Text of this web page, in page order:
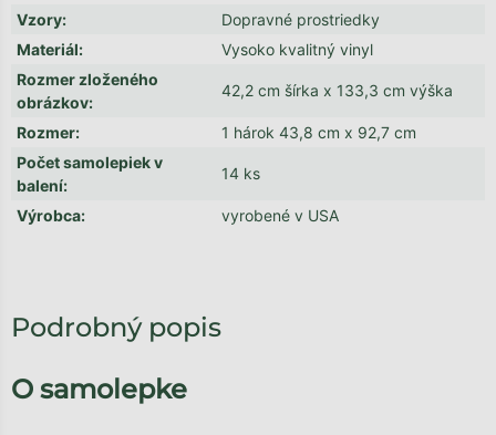
Vzory:
Dopravné prostriedky
Materiál:
Vysoko kvalitný vinyl
Rozmer zloženého
obrázkov:
42,2 cm šírka x 133,3 cm výška
Rozmer:
1 hárok 43,8 cm x 92,7 cm
Počet samolepiek v
balení:
14 ks
Výrobca: vyrobené v USA
Podrobný popis
O samolepke